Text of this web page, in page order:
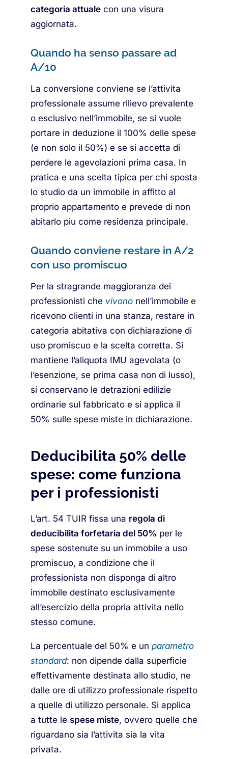
categoria attuale con una visura
aggiornata.
Quando ha senso passare ad
A/10
La conversione conviene se l’attivita
professionale assume rilievo prevalente
o esclusivo nell’immobile, se si vuole
portare in deduzione il 100% delle spese
(e non solo il 50%) e se si accetta di
perdere le agevolazioni prima casa. In
pratica e una scelta tipica per chi sposta
lo studio da un immobile in affitto al
proprio appartamento e prevede di non
abitarlo piu come residenza principale.
Quando conviene restare in A/2
con uso promiscuo
Per la stragrande maggioranza dei
professionisti che vivono nell’immobile e
ricevono clienti in una stanza, restare in
categoria abitativa con dichiarazione di
uso promiscuo e la scelta corretta. Si
mantiene l’aliquota IMU agevolata (o
l’esenzione, se prima casa non di lusso),
si conservano le detrazioni edilizie
ordinarie sul fabbricato e si applica il
50% sulle spese miste in dichiarazione.
Deducibilita 50% delle
spese: come funziona
per i professionisti
L’art. 54 TUIR fissa una regola di
deducibilita forfetaria del 50% per le
spese sostenute su un immobile a uso
promiscuo, a condizione che il
professionista non disponga di altro
immobile destinato esclusivamente
all’esercizio della propria attivita nello
stesso comune.
La percentuale del 50% e un parametro
standard: non dipende dalla superficie
effettivamente destinata allo studio, ne
dalle ore di utilizzo professionale rispetto
a quelle di utilizzo personale. Si applica
a tutte le spese miste, ovvero quelle che
riguardano sia l’attivita sia la vita
privata.